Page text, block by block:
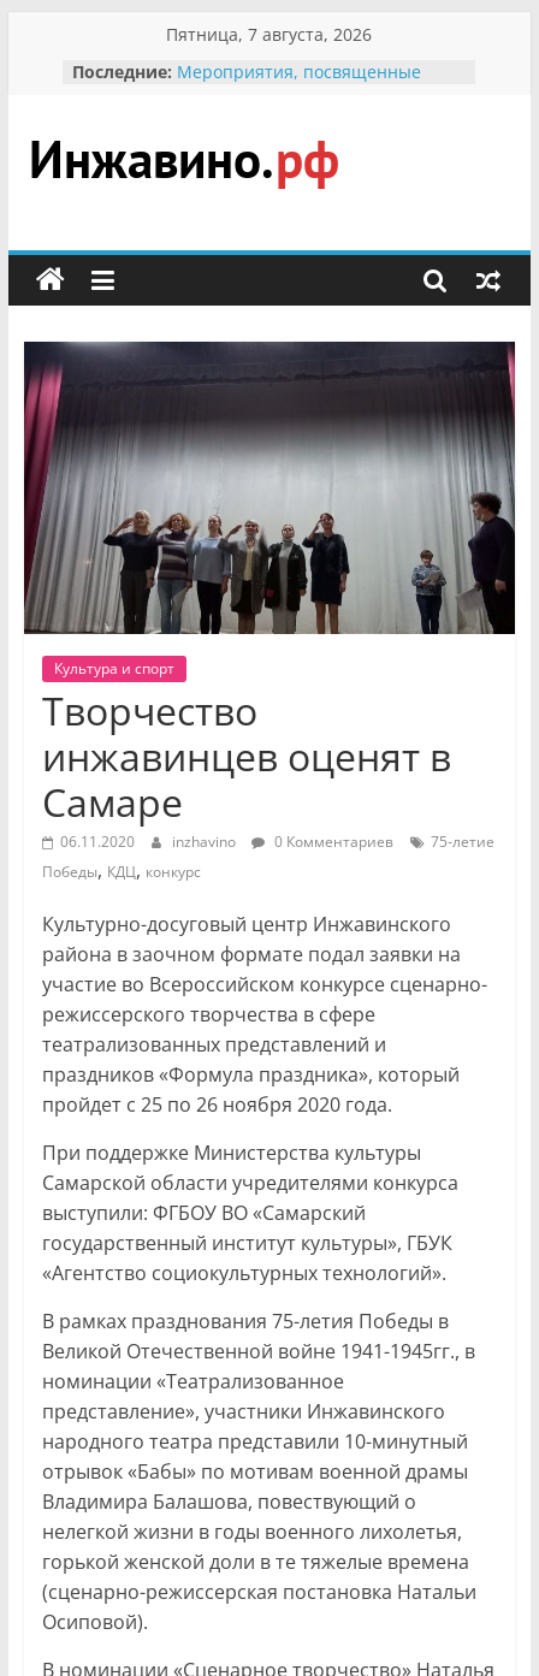
содержимому
Пятница, 7 августа, 2026
Последние: Мероприятия, посвященные
гражданин Инжавинского округа»
участнице Великой
Отечественной, фронтовичке
Безопасность в сети Интернет
мероприятии «Сохраним
первоцветы!»
заповедника родились крапчатые
Инжавино.рф
сельский
портал
Культура и спорт
Творчество
инжавинцев оценят в
Самаре
06.11.2020 inzhavino 0 Комментариев
75-летие
Победы, КДЦ, конкурс
Культурно-досуговый центр Инжавинского
района в заочном формате подал заявки на
участие во Всероссийском конкурсе сценарно-
режиссерского творчества в сфере
театрализованных представлений и
праздников «Формула праздника», который
пройдет с 25 по 26 ноября 2020 года.
При поддержке Министерства культуры
Самарской области учредителями конкурса
выступили: ФГБОУ ВО «Самарский
государственный институт культуры», ГБУК
«Агентство социокультурных технологий».
В рамках празднования 75-летия Победы в
Великой Отечественной войне 1941-1945гг., в
номинации «Театрализованное
представление», участники Инжавинского
народного театра представили 10-минутный
отрывок «Бабы» по мотивам военной драмы
Владимира Балашова, повествующий о
нелегкой жизни в годы военного лихолетья,
горькой женской доли в те тяжелые времена
(сценарно-режиссерская постановка Натальи
Осиповой).
В номинации «Сценарное творчество» Наталья